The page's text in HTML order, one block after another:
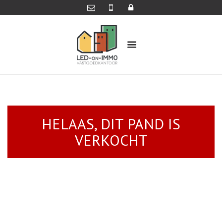
HELAAS, DIT PAND IS
VERKOCHT